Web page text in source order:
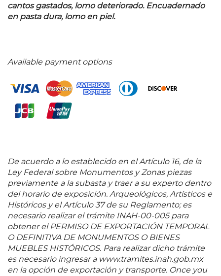
cantos gastados, lomo deteriorado. Encuadernado
en pasta dura, lomo en piel.
Available payment options
De acuerdo a lo establecido en el Artículo 16, de la
Ley Federal sobre Monumentos y Zonas piezas
previamente a la subasta y traer a su experto dentro
del horario de exposición. Arqueológicos, Artísticos e
Históricos y el Artículo 37 de su Reglamento; es
necesario realizar el trámite INAH-00-005 para
obtener el PERMISO DE EXPORTACIÓN TEMPORAL
O DEFINITIVA DE MONUMENTOS O BIENES
MUEBLES HISTÓRICOS. Para realizar dicho trámite
es necesario ingresar a www.tramites.inah.gob.mx
en la opción de exportación y transporte. Once you